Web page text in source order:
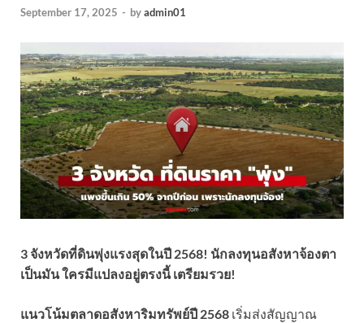
September 17, 2025 - byadmin01
3 จังหวัดที่ดินพุ่งแรงสุดในปี 2568! นักลงทุนอสังหาจ้องตา
เป็นมัน ใครมีแปลงอยู่ตรงนี้ เตรียมรวย!
แนวโน้มตลาดอสังหาริมทรัพย์ปี 2568 เริ่มส่งสัญญาณ